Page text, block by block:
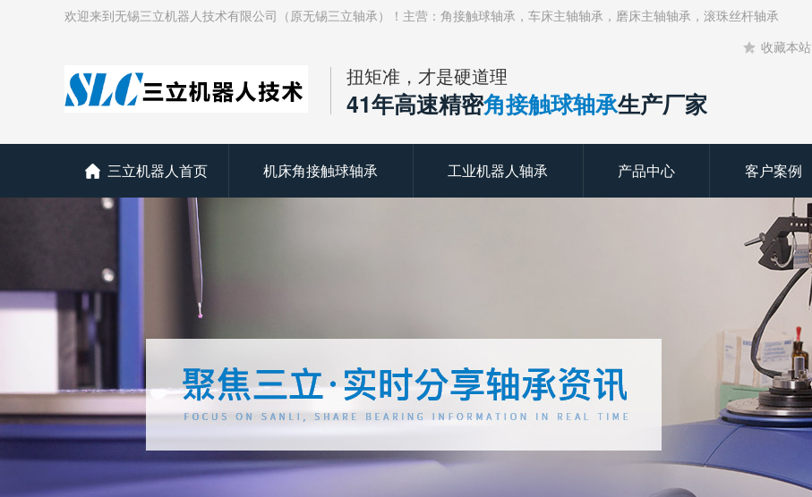
欢迎来到无锡三立机器人技术有限公司（原无锡三立轴承）！主营：角接触球轴承，车床主轴轴承，磨床主轴轴承，滚珠丝杆轴承
收藏本站
扭矩准，才是硬道理
41年高速精密角接触球轴承生产厂家
三立机器人首页 机床角接触球轴承 工业机器人轴承 产品中心 客户案例